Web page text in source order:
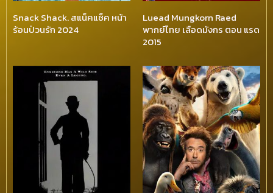
Snack Shack. สแน็คแช็ค หน้า
ร้อนป่วนรัก 2024
Luead Mungkorn Raed
พากย์ไทย เลือดมังกร ตอน แรด
2015